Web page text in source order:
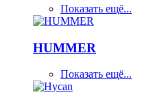
Показать ещё...
HUMMER
Показать ещё...